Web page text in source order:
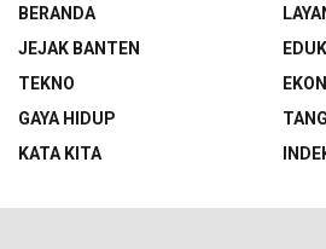
BERANDA
JEJAK BANTEN
TEKNO
GAYA HIDUP
KATA KITA